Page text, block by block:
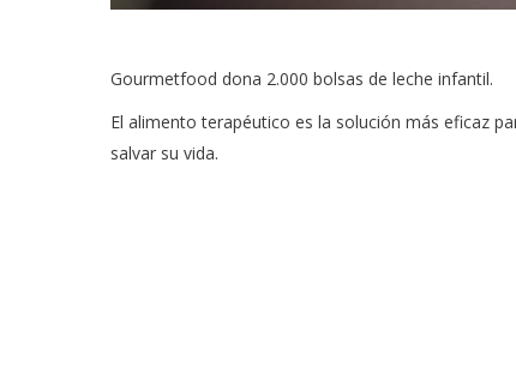
Gourmetfood dona 2.000 bolsas de leche infantil.
El alimento terapéutico es la solución más eficaz
salvar su vida.